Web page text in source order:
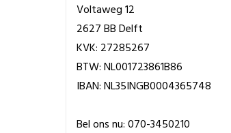
Voltaweg 12
2627 BB Delft
KVK: 27285267
BTW: NL001723861B86
IBAN: NL35INGB0004365748
Bel ons nu: 070-3450210